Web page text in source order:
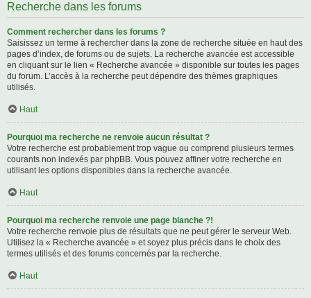
Recherche dans les forums
Comment rechercher dans les forums ?
Saisissez un terme à rechercher dans la zone de recherche située en haut des
pages d’index, de forums ou de sujets. La recherche avancée est accessible
en cliquant sur le lien « Recherche avancée » disponible sur toutes les pages
du forum. L’accès à la recherche peut dépendre des thèmes graphiques
utilisés.
Haut
Pourquoi ma recherche ne renvoie aucun résultat ?
Votre recherche est probablement trop vague ou comprend plusieurs termes
courants non indexés par phpBB. Vous pouvez affiner votre recherche en
utilisant les options disponibles dans la recherche avancée.
Haut
Pourquoi ma recherche renvoie une page blanche ?!
Votre recherche renvoie plus de résultats que ne peut gérer le serveur Web.
Utilisez la « Recherche avancée » et soyez plus précis dans le choix des
termes utilisés et des forums concernés par la recherche.
Haut